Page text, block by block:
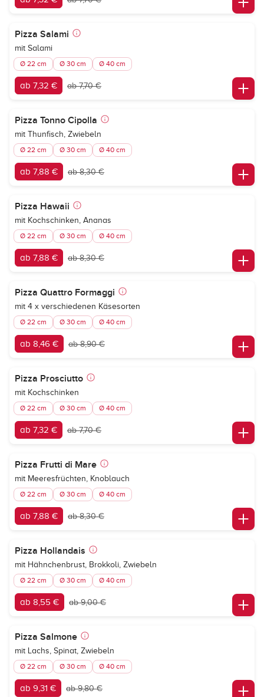
Pizza Salami
mit Salami
Ø 22 cm Ø 30 cm Ø 40 cm
ab 7,32 € ab 7,70 €
Pizza Tonno Cipolla
mit Thunfisch, Zwiebeln
Ø 22 cm Ø 30 cm Ø 40 cm
ab 7,88 € ab 8,30 €
Pizza Hawaii
mit Kochschinken, Ananas
Ø 22 cm Ø 30 cm Ø 40 cm
ab 7,88 € ab 8,30 €
Pizza Quattro Formaggi
mit 4 x verschiedenen Käsesorten
Ø 22 cm Ø 30 cm Ø 40 cm
ab 8,46 € ab 8,90 €
Pizza Prosciutto
mit Kochschinken
Ø 22 cm Ø 30 cm Ø 40 cm
ab 7,32 € ab 7,70 €
Pizza Frutti di Mare
mit Meeresfrüchten, Knoblauch
Ø 22 cm Ø 30 cm Ø 40 cm
ab 7,88 € ab 8,30 €
Pizza Hollandais
mit Hähnchenbrust, Brokkoli, Zwiebeln
Ø 22 cm Ø 30 cm Ø 40 cm
ab 8,55 € ab 9,00 €
Pizza Salmone
mit Lachs, Spinat, Zwiebeln
Ø 22 cm Ø 30 cm Ø 40 cm
ab 9,31 € ab 9,80 €